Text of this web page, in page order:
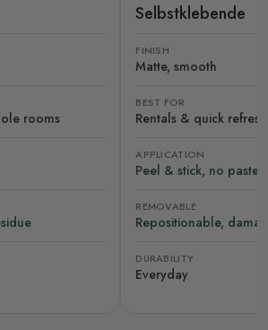
rooms
Selbstklebende
FINISH
Matte, smooth
BEST FOR
Rentals & quick
APPLICATION
Peel & stick, no paste
REMOVABLE
Repositionable,
DURABILITY
Everyday